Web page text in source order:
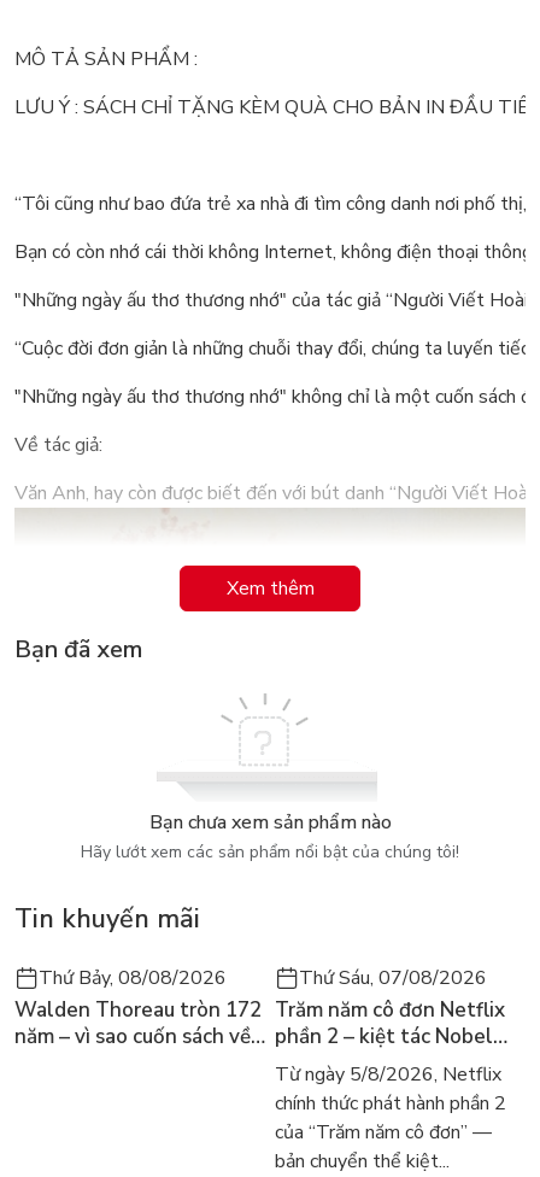
MÔ TẢ SẢN PHẨM :
LƯU Ý : SÁCH CHỈ TẶNG KÈM QUÀ CHO BẢN IN ĐẦU
“Tôi cũng như bao đứa trẻ xa nhà đi tìm công danh nơi phố
Bạn có còn nhớ cái thời không Internet, không điện thoại
"Những ngày ấu thơ thương nhớ" của tác giả “Người Viết Hoài
“Cuộc đời đơn giản là những chuỗi thay đổi, chúng ta luyến
"Những ngày ấu thơ thương nhớ" không chỉ là một cuốn sách
Về tác giả:
Văn Anh, hay còn được biết đến với bút danh “Người Viết
Xem thêm
Bạn đã xem
Bạn chưa xem sản phẩm nào
Hãy lướt xem các sản phẩm nổi bật của chúng tôi!
Tin khuyến mãi
Thứ Bảy, 08/08/2026
Walden Thoreau tròn 172
năm – vì sao cuốn sách về
Thứ Sáu, 07/08/2026
Trăm năm cô đơn Netflix
phần 2 – kiệt tác Nobel
trở lại màn ảnh, dòng
người tìm đọc lại García
Márquez
Từ ngày 5/8/2026, Netflix
chính thức phát hành phần 2
của “Trăm năm cô đơn” —
bản chuyển thể kiệt...